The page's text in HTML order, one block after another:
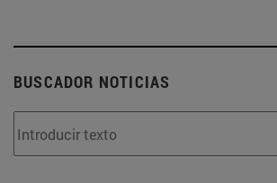
BUSCADOR NOTICIAS